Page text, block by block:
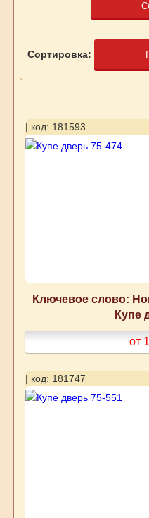
Сортировка:
| код: 181593
Ключевое слово:
Купе
от
| код: 181747